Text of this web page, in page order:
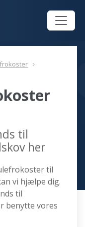
til
her
til
vi hjælpe dig.
til
benytte vores